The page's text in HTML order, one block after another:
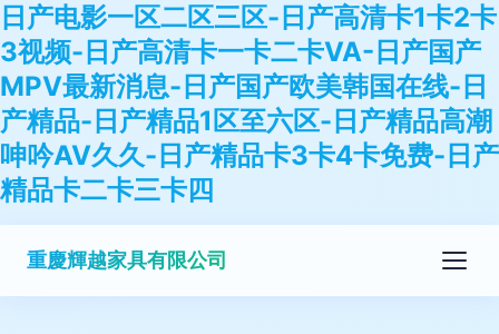
日产电影一区二区三区-日产高清卡1卡2卡
3视频-日产高清卡一卡二卡VA-日产国产
MPV最新消息-日产国产欧美韩国在线-日
产精品-日产精品1区至六区-日产精品高潮
呻吟AV久久-日产精品卡3卡4卡免费-日产
精品卡二卡三卡四
重慶輝越家具有限公司